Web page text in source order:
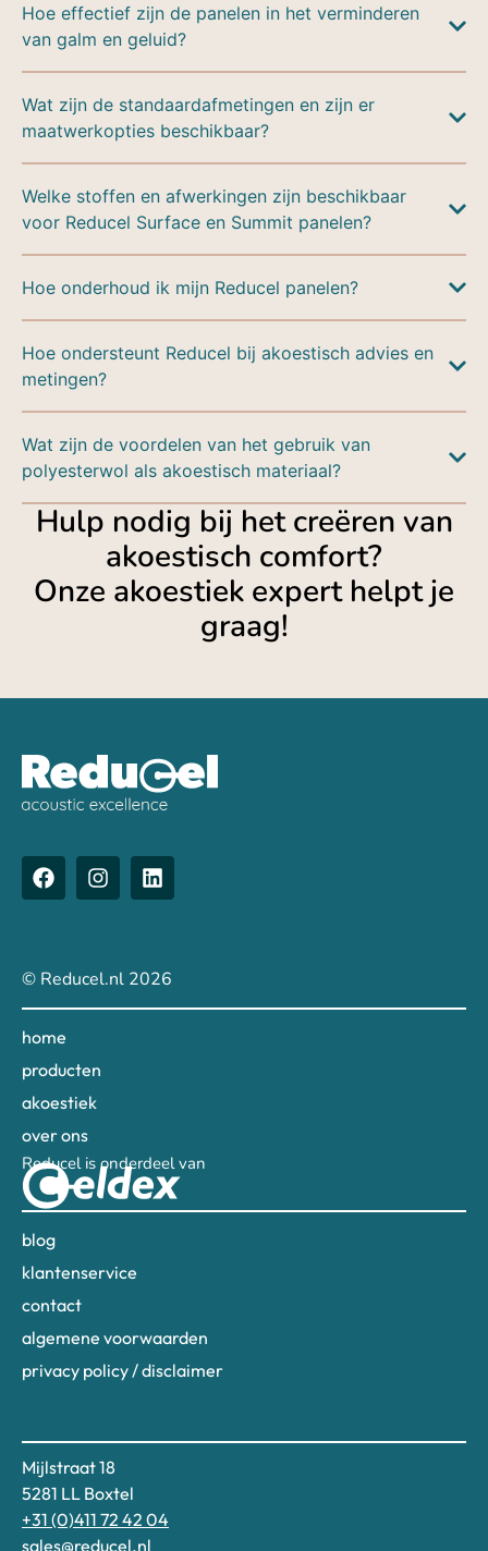
Hoe effectief zijn de panelen in het verminderen
van galm en geluid?
Wat zijn de standaardafmetingen en zijn er
maatwerkopties beschikbaar?
Welke stoffen en afwerkingen zijn beschikbaar
voor Reducel Surface en Summit panelen?
Hoe onderhoud ik mijn Reducel panelen?
Hoe ondersteunt Reducel bij akoestisch advies en
metingen?
Wat zijn de voordelen van het gebruik van
polyesterwol als akoestisch materiaal?
Hulp nodig bij het creëren van
akoestisch comfort?
Onze akoestiek expert helpt je
graag!
© Reducel.nl 2026
home
producten
akoestiek
over ons
Reducel is onderdeel van
blog
klantenservice
contact
algemene voorwaarden
privacy policy / disclaimer
Mijlstraat 18
5281 LL Boxtel
+31 (0)411 72 42 04
sales@reducel.nl